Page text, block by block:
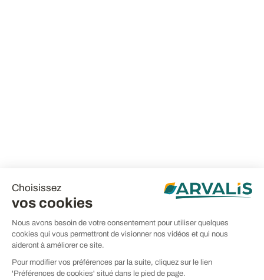
Choisissez
vos cookies
Nous avons besoin de votre consentement pour utiliser quelques
cookies qui vous permettront de visionner nos vidéos et qui nous
aideront à améliorer ce site.
Pour modifier vos préférences par la suite, cliquez sur le lien
'Préférences de cookies' situé dans le pied de page.